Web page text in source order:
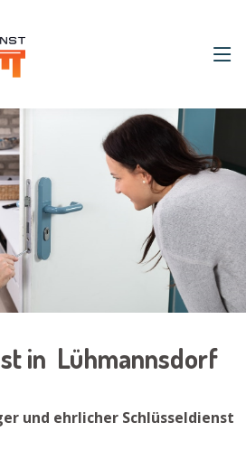
in Lühmannsdorf
und ehrlicher Schlüsseldienst